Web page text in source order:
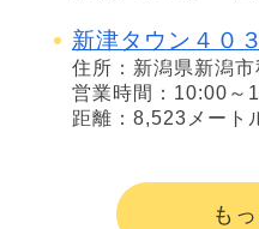
新津タウン４０
住所：新潟県新潟市
営業時間：10:00～
距離：8,523メート
も